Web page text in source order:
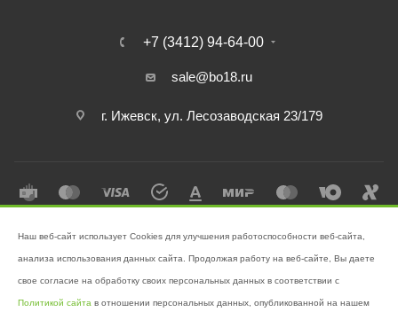
+7 (3412) 94-64-00
sale@bo18.ru
г. Ижевск, ул. Лесозаводская 23/179
поддержании чистоты!
Наш веб-сайт использует Cookies для улучшения работоспособности веб-сайта,
анализа использования данных сайта. Продолжая работу на веб-сайте, Вы даете
свое согласие на обработку своих персональных данных в соответствии с
Политикой сайта в отношении персональных данных, опубликованной на нашем